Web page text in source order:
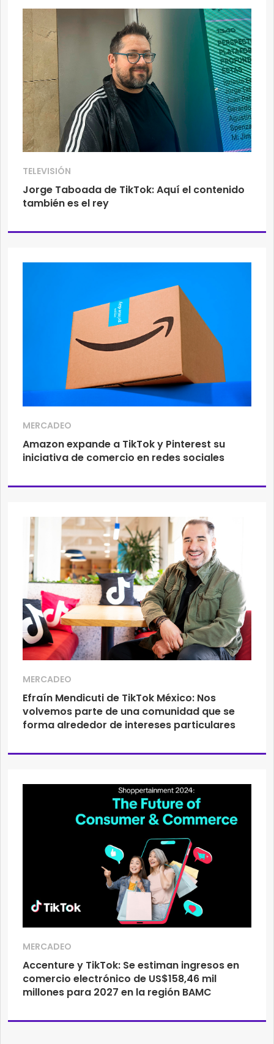
TELEVISIÓN
Jorge Taboada de TikTok: Aquí el contenido
también es el rey
MERCADEO
Amazon expande a TikTok y Pinterest su
iniciativa de comercio en redes sociales
MERCADEO
Efraín Mendicuti de TikTok México: Nos
volvemos parte de una comunidad que se
forma alrededor de intereses particulares
MERCADEO
Accenture y TikTok: Se estiman ingresos en
comercio electrónico de US$158,46 mil
millones para 2027 en la región BAMC